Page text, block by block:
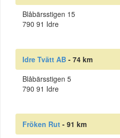
Blåbärsstigen 15
790 91 Idre
Idre Tvätt AB - 74 km
Blåbärsstigen 5
790 91 Idre
Fröken Rut - 91 km